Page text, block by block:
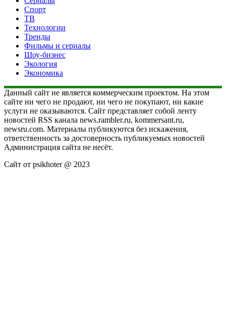
Спорт
ТВ
Технологии
Тренды
Фильмы и сериалы
Шоу-бизнес
Экология
Экономика
Данный сайт не является коммерческим проектом. На этом
сайте ни чего не продают, ни чего не покупают, ни какие
услуги не оказываются. Сайт представляет собой ленту
новостей RSS канала news.rambler.ru, kommersant.ru,
newsru.com. Материалы публикуются без искажения,
ответственность за достоверность публикуемых новостей
Администрация сайта не несёт.
Сайт от psikhoter @ 2023